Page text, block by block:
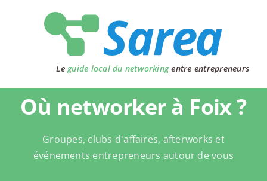
Le guide local du networkingentre entrepreneurs
Où networker à Foix ?
Groupes, clubs d'affaires, afterworks et
événements entrepreneurs autour de vous